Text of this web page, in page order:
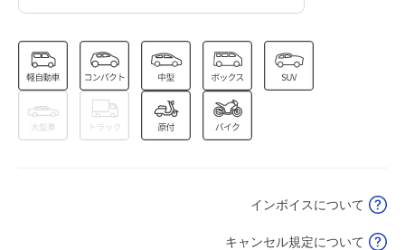
8月17日 (月) ¥3,500
空き1
8月18日 (火)
12:00～23:00
¥3,500
12:00～23:00
¥3,500
インボイスについて
キャンセル規定について